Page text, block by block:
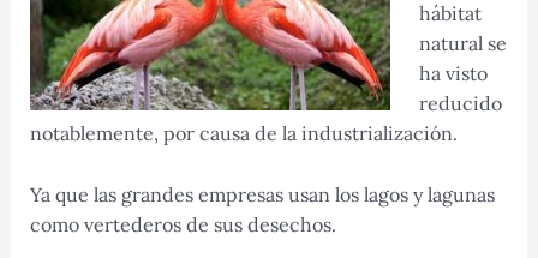
hábitat
natural se
ha visto
reducido
notablemente, por causa de la industrialización.
Ya que las grandes empresas usan los lagos y lagunas
como vertederos de sus desechos.